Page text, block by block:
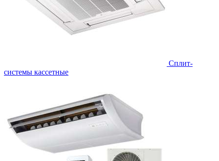
Сплит-
системы кассетные